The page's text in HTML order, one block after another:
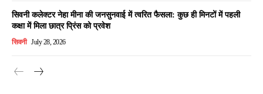
सिवनी कलेक्टर नेहा मीना की जनसुनवाई में त्वरित फैसला: कुछ ही मिनटों में पहली
कक्षा में मिला छात्र प्रिंस को प्रवेश
सिवनी July 28, 2026